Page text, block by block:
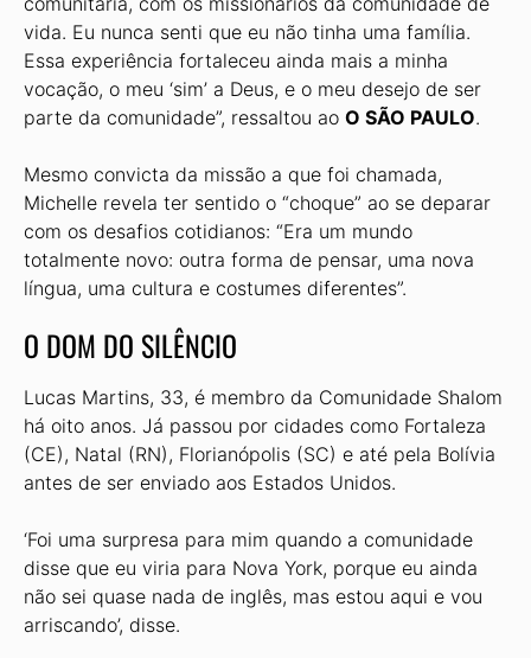
vida. Eu nunca senti que eu não tinha uma família.
Essa experiência fortale­ceu ainda mais a minha
vocação, o meu ‘sim’ a Deus, e o meu desejo de ser
par­te da comunidade”, ressaltou ao O SÃO PAULO.
Mesmo convicta da missão a que foi chamada,
Michelle revela ter sentido o “choque” ao se deparar
com os desafios cotidianos: “Era um mundo
totalmente novo: outra forma de pensar, uma nova
língua, uma cultura e costumes diferentes”.
O DOM DO SILÊNCIO
Lucas Martins, 33, é membro da Comunidade Shalom
há oito anos. Já passou por cidades como Fortaleza
(CE), Natal (RN), Florianópolis (SC) e até pela Bolívia
antes de ser enviado aos Estados Unidos.
‘Foi uma surpresa para mim quan­do a comunidade
disse que eu viria para Nova York, porque eu ainda
não sei quase nada de inglês, mas estou aqui e vou
arriscando’, disse.